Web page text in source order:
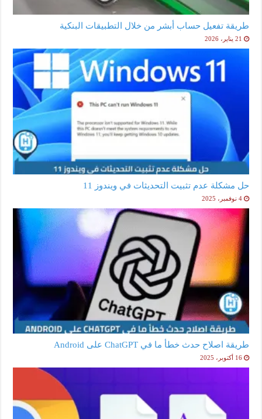
طريقة تفعيل حساب أبشر من خلال التطبيقات البنكية
21 يناير، 2026
حل مشكلة عدم تثبيت التحديثات في ويندوز 11
4 نوفمبر، 2025
طريقة اصلاح حدث خطأ ما في ChatGPT على Android
16 أكتوبر، 2025